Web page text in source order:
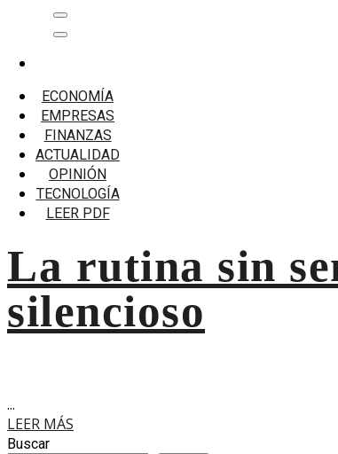
Menú
principal
ECONOMÍA
EMPRESAS
FINANZAS
ACTUALIDAD
OPINIÓN
TECNOLOGÍA
LEER PDF
Agotamiento Silencioso
La rutina sin sentido: una nueva forma de
La rutina sin
silencioso
...
LEER MÁS
Buscar